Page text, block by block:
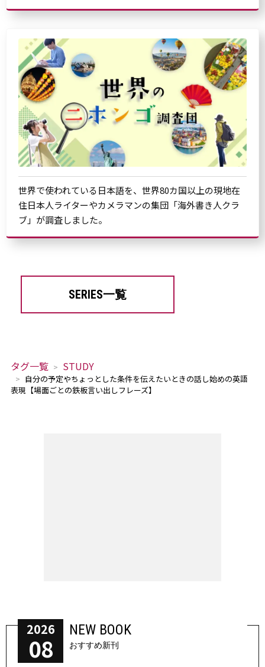
世界で使われている日本語を、世界80カ国以上の現地在
住日本人ライターやカメラマンの集団「海外書き人クラ
ブ」が調査しました。
SERIES一覧
タグ一覧 STUDY
自分の予定やちょっとした条件を伝えたいときの話し始めの英語
表現【場面ごとの鉄板言い出しフレーズ】
2026
08
NEW BOOK
おすすめ新刊